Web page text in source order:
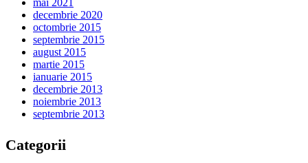
mai 2021
decembrie 2020
octombrie 2015
septembrie 2015
august 2015
martie 2015
ianuarie 2015
decembrie 2013
noiembrie 2013
septembrie 2013
Categorii